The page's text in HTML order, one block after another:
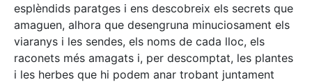
esplèndids paratges i ens descobreix els secrets que
amaguen, alhora que desengruna minuciosament els
viaranys i les sendes, els noms de cada lloc, els
raconets més amagats i, per descomptat, les plantes
i les herbes que hi podem anar trobant juntament